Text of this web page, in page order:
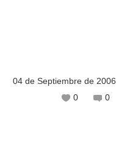
04 de Septiembre de 2006
0
0